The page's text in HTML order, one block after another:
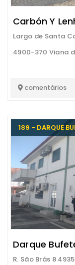
Carbón Y
Largo de Santa
4900-370 Viana
comentários
189 - DARQUE
Darque
R. São Brás 8 4935